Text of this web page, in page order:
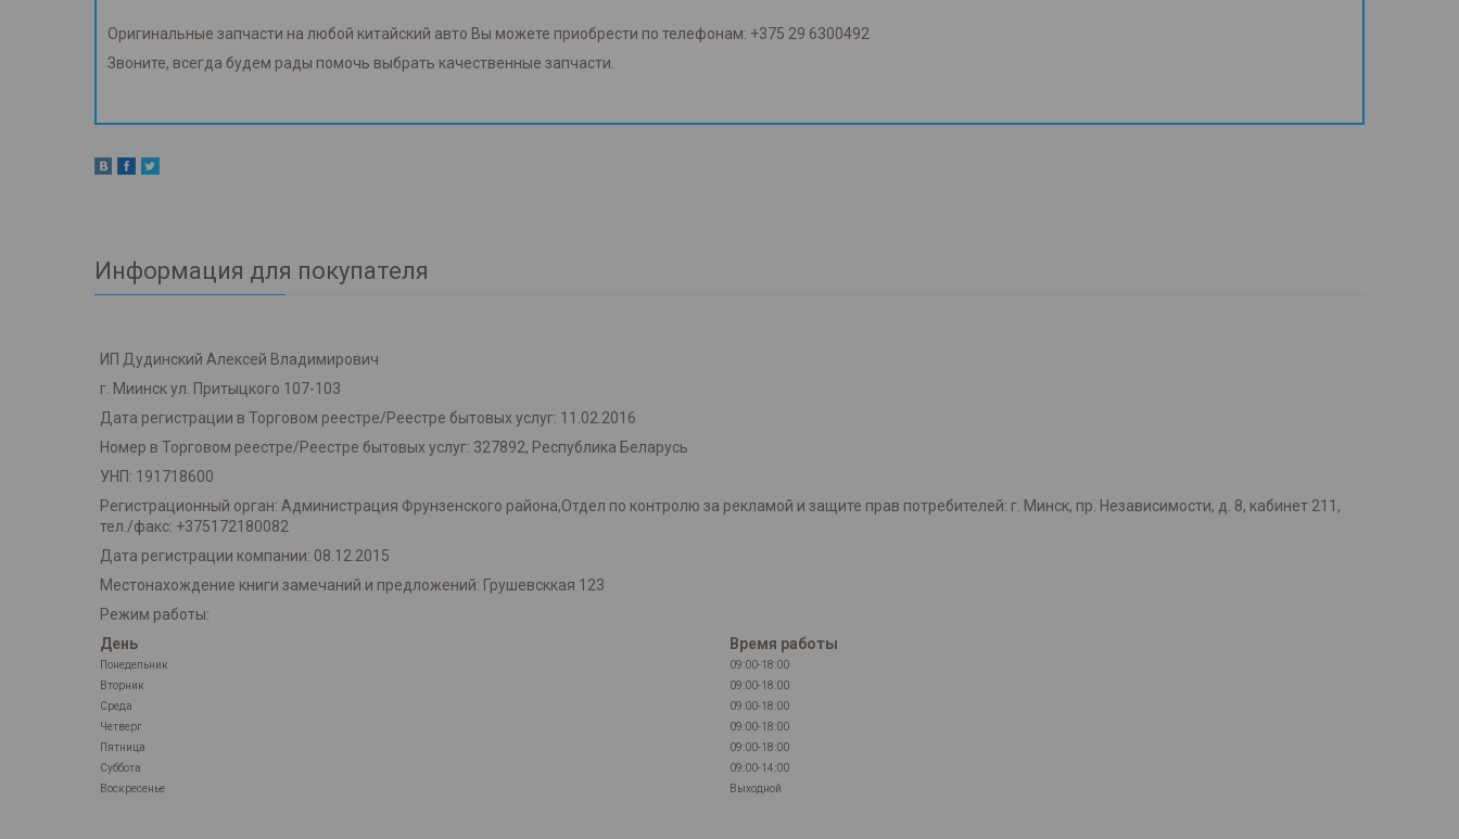
Оригинальные запчасти на любой китайский авто Вы можете приобрести по телефонам: +375 29 6300492
Звоните, всегда будем рады помочь выбрать качественные запчасти.
Информация для покупателя
ИП Дудинский Алексей Владимирович
г. Миинск ул. Притыцкого 107-103
Дата регистрации в Торговом реестре/Реестре бытовых услуг: 11.02.2016
Номер в Торговом реестре/Реестре бытовых услуг: 327892, Республика Беларусь
УНП: 191718600
Регистрационный орган: Администрация Фрунзенского района,Отдел по контролю за рекламой и защите прав потребителей: г. Минск, пр. Независимости, д. 8, кабинет 211,
тел./факс: +375172180082
Дата регистрации компании: 08.12.2015
Местонахождение книги замечаний и предложений: Грушевсккая 123
Режим работы:
День
Время работы
Понедельник
09:00-18:00
Вторник
09:00-18:00
Среда
09:00-18:00
Четверг
09:00-18:00
Пятница
09:00-18:00
Суббота
09:00-14:00
Воскресенье
Выходной